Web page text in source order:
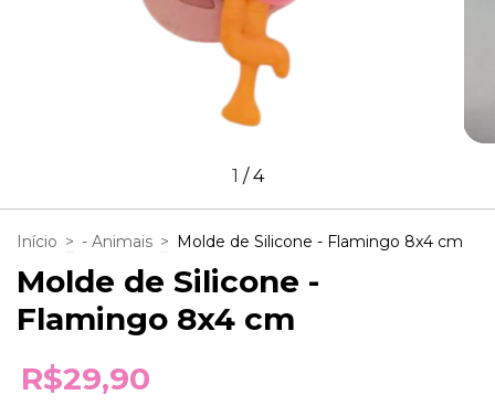
1 /4
Início > - Animais > Molde de Silicone - Flamingo 8x4 cm
Molde de Silicone -
Flamingo 8x4 cm
R$29,90